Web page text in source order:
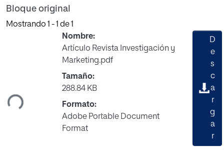
Bloque original
Mostrando 1 - 1 de 1
Nombre:
Artículo Revista Investigación y
Marketing.pdf
Tamaño:
288.84 KB
Formato:
Adobe Portable Document
Format
D
e
s
c
a
r
g
a
r